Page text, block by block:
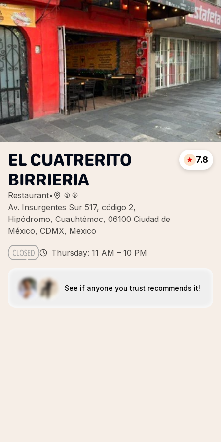
EL CUATRERITO
BIRRIERIA
Restaurant•
Av. Insurgentes Sur 517, código 2,
Hipódromo, Cuauhtémoc, 06100 Ciudad de
México, CDMX, Mexico
7.8
Thursday: 11 AM – 10 PM
See if anyone you trust recommends it!